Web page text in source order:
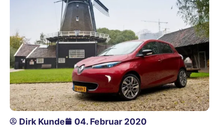
Dirk Kunde
04. Februar 2020